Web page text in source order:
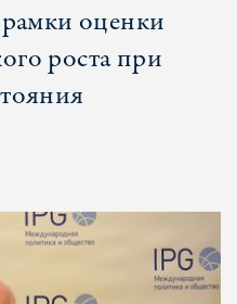
оценки
роста при